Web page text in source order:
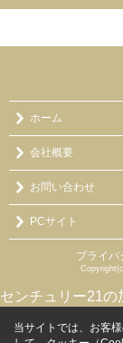
ホーム
会社概要
お問い合わせ
PCサイト
プライバ
センチュリー21の
当サイトでは、お客